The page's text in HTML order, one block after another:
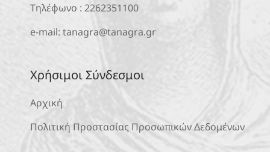
Τηλέφωνο : 2262351100
e-mail: tanagra@tanagra.gr
Χρήσιμοι Σύνδεσμοι
Αρχική
Πολιτική Προστασίας Προσωπικών Δεδομένων